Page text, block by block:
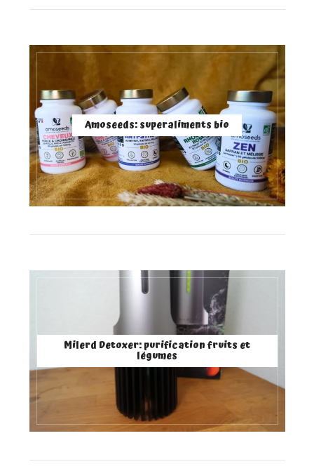
Amoseeds: superaliments bio
Milerd Detoxer: purification fruits et
légumes